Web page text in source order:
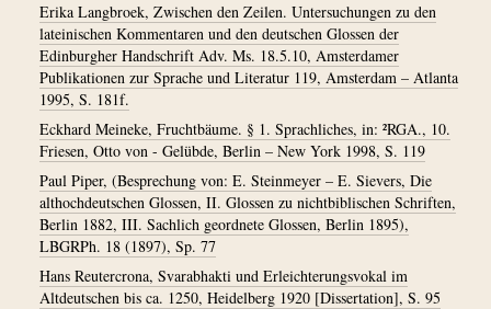
Erika Langbroek, Zwischen den Zeilen. Untersuchungen zu den
lateinischen Kommentaren und den deutschen Glossen der
Edinburgher Handschrift Adv. Ms. 18.5.10, Amsterdamer
Publikationen zur Sprache und Literatur 119, Amsterdam – Atlanta
1995, S. 181f.
Eckhard Meineke, Fruchtbäume. § 1. Sprachliches, in: ²RGA., 10.
Friesen, Otto von - Gelübde, Berlin – New York 1998, S. 119
Paul Piper, (Besprechung von: E. Steinmeyer – E. Sievers, Die
althochdeutschen Glossen, II. Glossen zu nichtbiblischen Schriften,
Berlin 1882, III. Sachlich geordnete Glossen, Berlin 1895),
LBGRPh. 18 (1897), Sp. 77
Hans Reutercrona, Svarabhakti und Erleichterungsvokal im
Altdeutschen bis ca. 1250, Heidelberg 1920 [Dissertation], S. 95